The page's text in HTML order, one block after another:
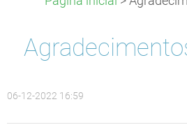
06-12-2022 16:59